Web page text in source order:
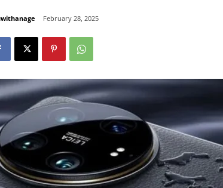
February 28, 2025